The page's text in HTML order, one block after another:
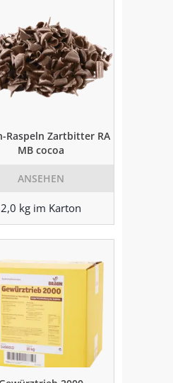
Raspeln Zartbitter RA
MB cocoa
ANSEHEN
2,0 kg im Karton